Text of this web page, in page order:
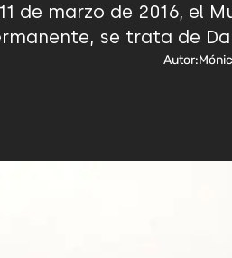
de marzo de 2016, el
se trata de
Autor: